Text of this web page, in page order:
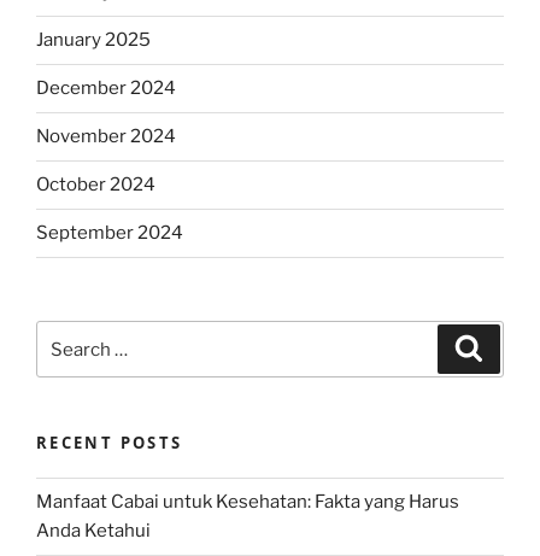
January 2025
December 2024
November 2024
October 2024
September 2024
for:
RECENT POSTS
Manfaat Cabai untuk Kesehatan: Fakta yang Harus
Anda Ketahui